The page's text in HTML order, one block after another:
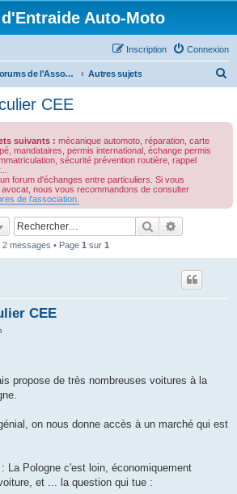
Auto-Moto
Connexion
Inscription
Les forums de l'Association des Avocats de l'Automobile Autres sujets
h
CEE
suivants : mécanique automoto, réparation, carte
mandataires, permis international, échange permis
sécurité prévention routière, rappel
forum d'échanges entre particuliers. Si vous
nous vous recommandons de consulter
de l'association.
Rechercher
2 messages • Page 1 sur 1
CEE
propose de très nombreuses voitures à la
on nous donne accès à un marché qui est
La Pologne c'est loin, économiquement
et ... la question qui tue :